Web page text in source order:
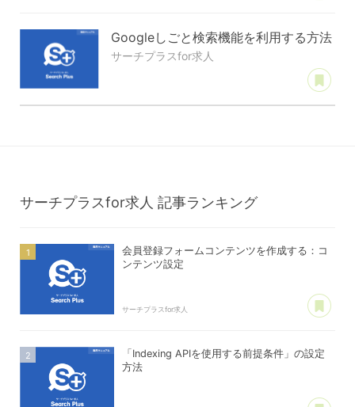
Googleしごと検索機能を利用する方法
サーチプラスfor求人
サーチプラスfor求人 記事ランキング
会員登録フォームコンテンツを作成する：コ
ンテンツ設定
サーチプラスfor求人
「Indexing APIを使用する前提条件」の設定
方法